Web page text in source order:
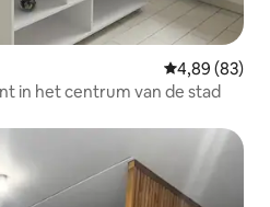
Gemiddelde
4,89 (83)
in het centrum van de stad